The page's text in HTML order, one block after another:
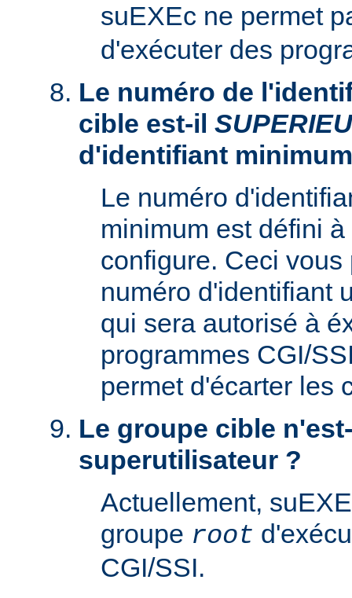
suEXEc ne permet
d'exécuter des
Le numéro de
cible est-il
d'identifiant
Le numéro
minimum est défini
configure. Ceci
numéro d'identifiant
qui sera autorisé à
programmes CGI/
permet d'écarter les
Le groupe cible
superutilisateur ?
Actuellement,
groupe root
CGI/SSI.